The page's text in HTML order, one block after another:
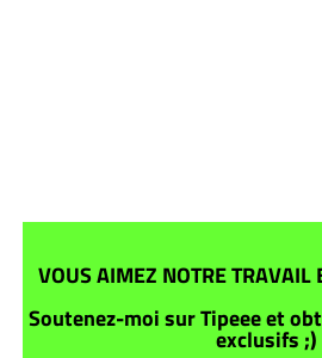
VOUS AIMEZ NOTRE TRAVAIL
Soutenez-moi sur Tipeee et
exclusifs ;)